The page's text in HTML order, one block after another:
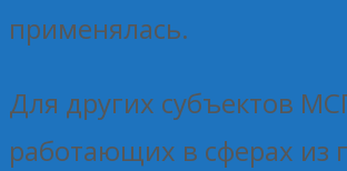
применялась.
Для других субъектов
работающих в сферах из